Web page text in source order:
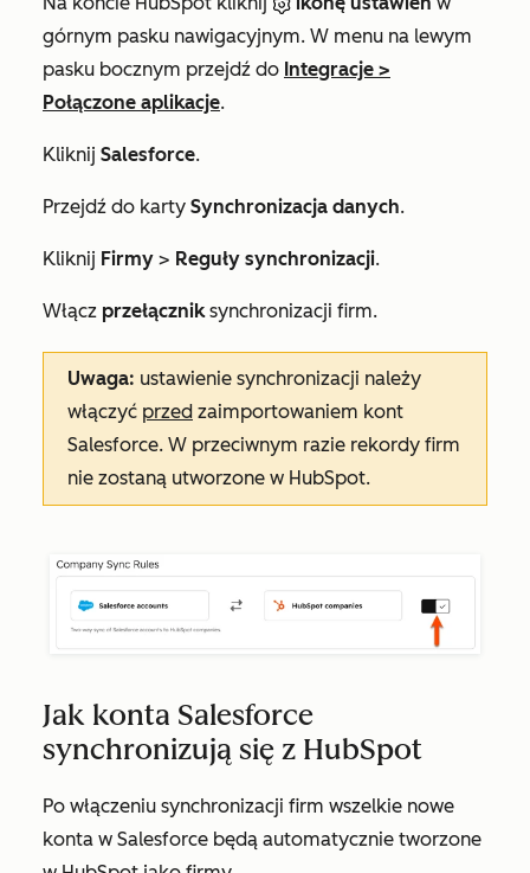
górnym pasku nawigacyjnym. W menu na lewym
pasku bocznym przejdź do Integracje >
Połączone aplikacje.
Kliknij Salesforce.
Przejdź do karty Synchronizacja danych.
Kliknij Firmy > Reguły synchronizacji.
Włącz przełączniksynchronizacji firm.
Uwaga: ustawienie synchronizacji należy
włączyć przed zaimportowaniem kont
Salesforce. W przeciwnym razie rekordy firm
nie zostaną utworzone w HubSpot.
Jak konta Salesforce
synchronizują się z HubSpot
Po włączeniu synchronizacji firm wszelkie nowe
konta w Salesforce będą automatycznie tworzone